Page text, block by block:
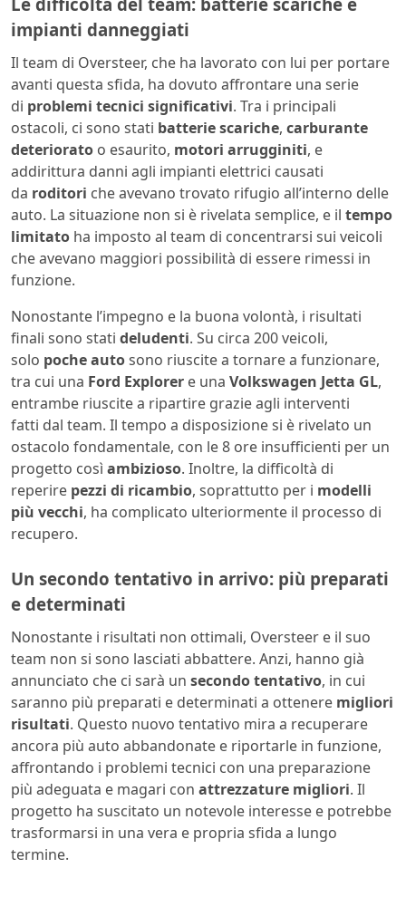
impianti danneggiati
Il team di Oversteer, che ha lavorato con lui per portare
avanti questa sfida, ha dovuto affrontare una serie
di problemi tecnici significativi. Tra i principali
ostacoli, ci sono stati batterie scariche, carburante
deteriorato o esaurito, motori arrugginiti, e
addirittura danni agli impianti elettrici causati
da roditori che avevano trovato rifugio all’interno delle
auto. La situazione non si è rivelata semplice, e il tempo
limitato ha imposto al team di concentrarsi sui veicoli
che avevano maggiori possibilità di essere rimessi in
funzione.
Nonostante l’impegno e la buona volontà, i risultati
finali sono stati deludenti. Su circa 200 veicoli,
solo poche autosono riuscite a tornare a funzionare,
tra cui una Ford Explorer e una Volkswagen Jetta GL,
entrambe riuscite a ripartire grazie agli interventi
fatti dal team. Il tempo a disposizione si è rivelato un
ostacolo fondamentale, con le 8 ore insufficienti per un
progetto così ambizioso. Inoltre, la difficoltà di
reperire pezzi di ricambio, soprattutto per i modelli
più vecchi, ha complicato ulteriormente il processo di
recupero.
Un secondo tentativo in arrivo: più preparati
e determinati
Nonostante i risultati non ottimali, Oversteer e il suo
team non si sono lasciati abbattere. Anzi, hanno già
annunciato che ci sarà un secondo tentativo, in cui
saranno più preparati e determinati a ottenere migliori
risultati. Questo nuovo tentativo mira a recuperare
ancora più auto abbandonate e riportarle in funzione,
affrontando i problemi tecnici con una preparazione
più adeguata e magari con attrezzature migliori. Il
progetto ha suscitato un notevole interesse e potrebbe
trasformarsi in una vera e propria sfida a lungo
termine.